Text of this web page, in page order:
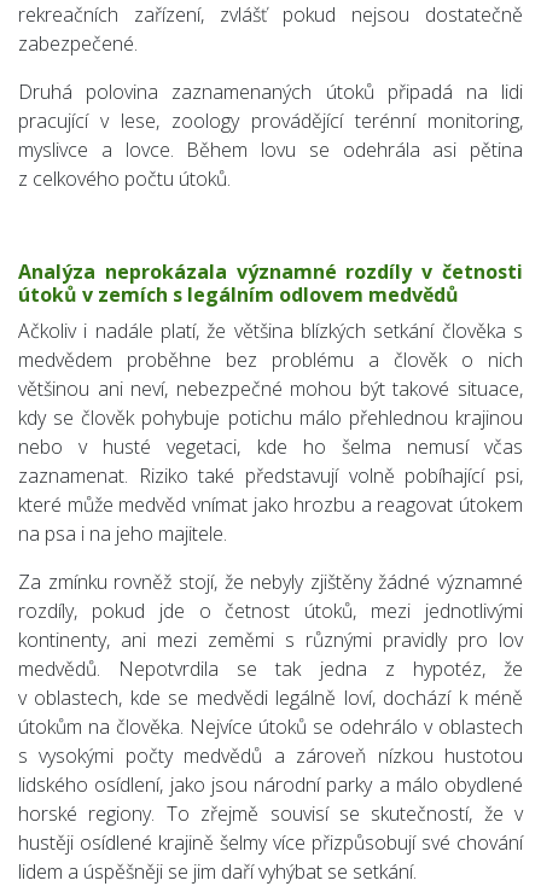
rekreačních zařízení, zvlášť pokud nejsou dostatečně
zabezpečené.
Druhá polovina zaznamenaných útoků připadá na lidi
pracující v lese, zoology provádějící terénní monitoring,
myslivce a lovce. Během lovu se odehrála asi pětina
z celkového počtu útoků.
Analýza neprokázala významné rozdíly v četnosti
útoků v zemích s legálním odlovem medvědů
Ačkoliv i nadále platí, že většina blízkých setkání člověka s
medvědem proběhne bez problému a člověk o nich
většinou ani neví, nebezpečné mohou být takové situace,
kdy se člověk pohybuje potichu málo přehlednou krajinou
nebo v husté vegetaci, kde ho šelma nemusí včas
zaznamenat. Riziko také představují volně pobíhající psi,
které může medvěd vnímat jako hrozbu a reagovat útokem
na psa i na jeho majitele.
Za zmínku rovněž stojí, že nebyly zjištěny žádné významné
rozdíly, pokud jde o četnost útoků, mezi jednotlivými
kontinenty, ani mezi zeměmi s různými pravidly pro lov
medvědů. Nepotvrdila se tak jedna z hypotéz, že
v oblastech, kde se medvědi legálně loví, dochází k méně
útokům na člověka. Nejvíce útoků se odehrálo v oblastech
s vysokými počty medvědů a zároveň nízkou hustotou
lidského osídlení, jako jsou národní parky a málo obydlené
horské regiony. To zřejmě souvisí se skutečností, že v
hustěji osídlené krajině šelmy více přizpůsobují své chování
lidem a úspěšněji se jim daří vyhýbat se setkání.